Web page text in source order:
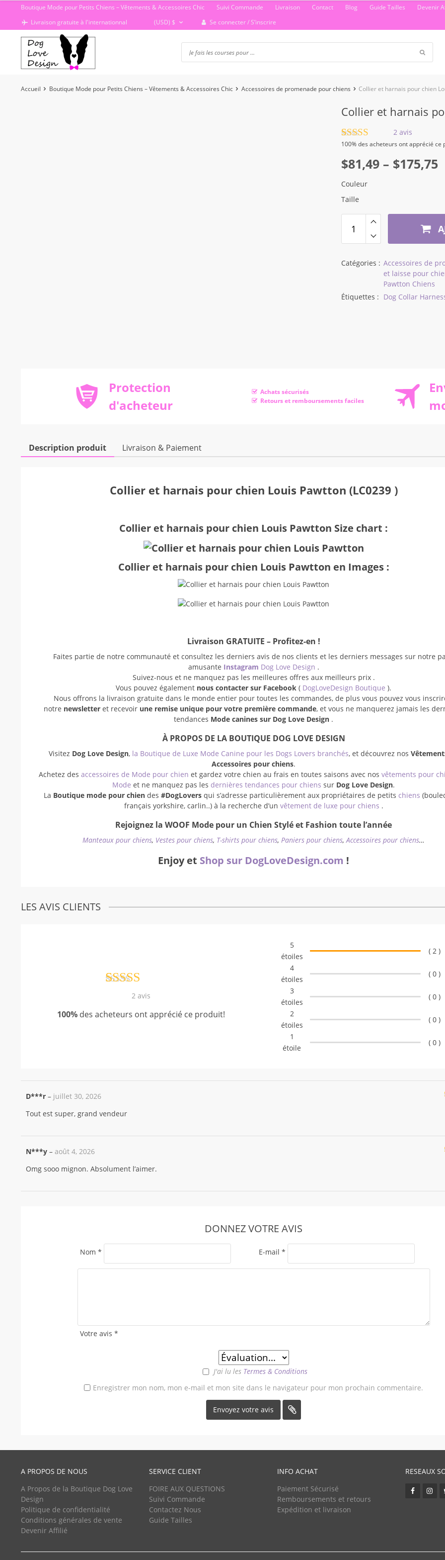
contenu
Boutique Mode pour Petits Chiens – Vêtements & Accessoires Chic Suivi Commande Livraison Contact Blog Guide Tailles
Devenir
Livraison gratuite à l'internationnal
(USD) $ Se connecter / S’inscrire
Accueil Boutique Mode pour Petits Chiens – Vêtements & Accessoires Chic Accessoires de promenade pour chiens Collier et harnais pour chien
Collier et harnais
Noté5.00
sur
2
notations
client
2 avis
100%des acheteurs ont apprécié ce
$81,49 – $175,75
Plage
de
prix :
$175,75
Couleur
Taille
Catégories : Accessoires de
et laisse pour
Pawtton Chiens
Étiquettes : Dog Collar
Protection
d'acheteur
Achats sécurisés
Retours et remboursements faciles
Description produit Livraison & Paiement
Collier et harnais pour chien Louis Pawtton (LC0239 )
Collier et harnais pour chien Louis Pawtton Size chart :
Collier et harnais pour chien Louis Pawtton en Images :
Livraison GRATUITE – Profitez-en !
Faites partie de notre communauté et consultez les derniers avis de nos clients et les derniers messages sur notre
amusante Instagram Dog Love Design .
Suivez-nous et ne manquez pas les meilleures offres aux meilleurs prix .
Vous pouvez également nous contacter sur Facebook ( DogLoveDesign Boutique).
Nous offrons la livraison gratuite dans le monde entier pour toutes les commandes, de plus vous pouvez vous
notre newsletteret recevoir une remise unique pour votre première commande, et vous ne manquerez jamais les
tendances Mode canines sur Dog Love Design .
À PROPOS DE LA BOUTIQUE DOG LOVE DESIGN
Visitez Dog Love Design, la Boutique de Luxe Mode Canine pour les Dogs Lovers branchés, et découvrez nos
Accessoires pour chiens.
Achetez desaccessoires de Mode pour chien et gardez votre chien au frais en toutes saisons avec nosvêtements pour
Modeet ne manquez pas les dernières tendances pour chiens sur Dog Love Design.
La Boutique mode pour chiendes #DogLoversqui s’adresse particulièrement aux propriétaires de petits chiens
français yorkshire, carlin..) à la recherche d’un vêtement de luxe pour chiens .
Rejoignez la WOOF Mode pour un Chien Stylé et Fashion toute l’année
Manteaux pour chiens, Vestes pour chiens, T-shirts pour chiens,Paniers pour chiens,Accessoires pour chiens…
Enjoy et Shop sur DogLoveDesign.com !
LES AVIS CLIENTS
Noté5.00
sur 5 basé
surnotations
2 avis
100%des acheteurs ont apprécié ce produit!
5
étoiles
( 2 )
4
étoiles
( 0 )
3
étoiles
( 0 )
2
étoiles
( 0 )
1
étoile
( 0 )
D***r – juillet 30, 2026
Tout est super, grand vendeur
N***y – août 4, 2026
Omg sooo mignon. Absolument l’aimer.
DONNEZ VOTRE AVIS
Votre avis *
J'ai lu les Termes & Conditions
Nom * E-mail *
Enregistrer mon nom, mon e-mail et mon site dans le navigateur pour mon prochain commentaire.
A PROPOS DE NOUS
A Propos de la Boutique Dog Love
Design
Politique de confidentialité
Conditions générales de vente
Devenir Affilié
SERVICE CLIENT
FOIRE AUX QUESTIONS
Suivi Commande
Contactez Nous
Guide Tailles
INFO ACHAT
Paiement Sécurisé
Remboursements et retours
Expédition et livraison
RESEAUX